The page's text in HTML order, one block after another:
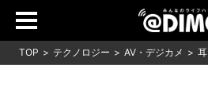
TOP テクノロジー AV・デジカメ